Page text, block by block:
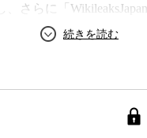
さらに「
成し、ファイルの存在
拡散を行いながら、
ること、PDF文書のタ
る可能性があるとの
内部の、しかも比較的